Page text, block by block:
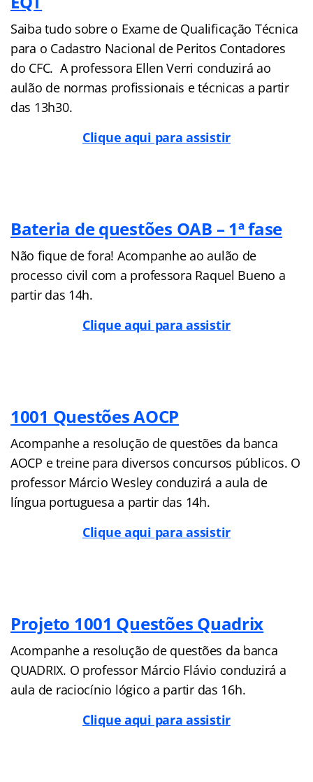
Saiba tudo sobre o Exame de Qualificação Técnica
para o Cadastro Nacional de Peritos Contadores
do CFC. A professora Ellen Verri conduzirá ao
aulão de normas profissionais e técnicas a partir
das 13h30.
Clique aqui para assistir
Bateria de questões OAB – 1ª fase
Não fique de fora! Acompanhe ao aulão de
processo civil com a professora Raquel Bueno a
partir das 14h.
Clique aqui para assistir
1001 Questões AOCP
Acompanhe a resolução de questões da banca
AOCP e treine para diversos concursos públicos. O
professor Márcio Wesley conduzirá a aula de
língua portuguesa a partir das 14h.
Clique aqui para assistir
Projeto 1001 Questões Quadrix
Acompanhe a resolução de questões da banca
QUADRIX. O professor Márcio Flávio conduzirá a
aula de raciocínio lógico a partir das 16h.
Clique aqui para assistir